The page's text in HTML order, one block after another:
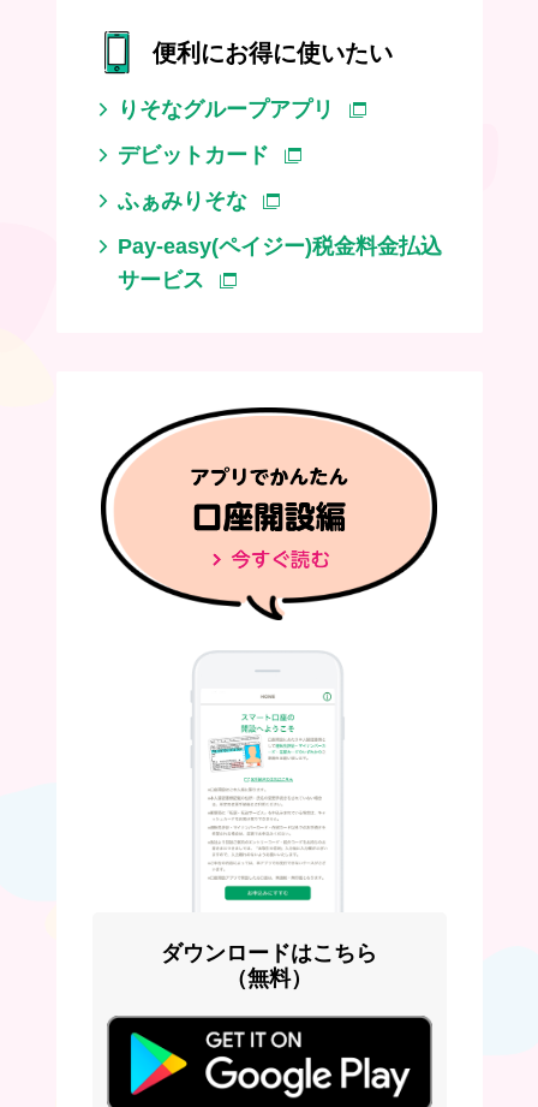
便利にお得に使いたい
りそなグループアプリ
デビットカード
ふぁみりそな
Pay-easy(ペイジー)税金料金払込
サービス
ダウンロードはこちら
（無料）